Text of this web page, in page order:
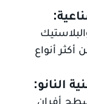
أكثر أنواع
النانو:
أفران